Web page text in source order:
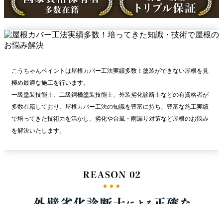
こうちゃんペイントは屋根カバー工法実績多数！塗装ができない屋根を見
極め最適な施工を行います。
一級塗装技能士、二級鋼橋塗装技能士、外装劣化診断士などの有資格者が
多数在籍しており、屋根カバー工法の知識を豊富に持ち、豊富な施工実績
で培ってきた技術力を活かし、劣化や台風・雨漏り対策など屋根のお悩み
を解決いたします。